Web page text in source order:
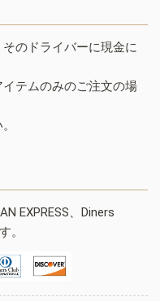
のドライバーに現金に
テムのみのご注文の場
EXPRESS、Diners
。